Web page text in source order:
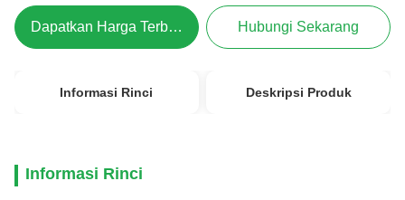
Dapatkan Harga Terbaik Hubungi Sekarang
Informasi Rinci Deskripsi Produk
Informasi Rinci